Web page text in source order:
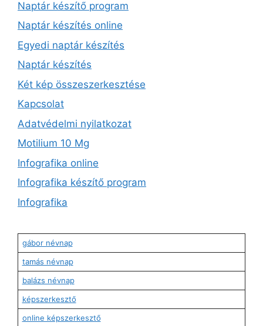
Naptár készítő program
Naptár készítés online
Egyedi naptár készítés
Naptár készítés
Két kép összeszerkesztése
Kapcsolat
Adatvédelmi nyilatkozat
Motilium 10 Mg
Infografika online
Infografika készítő program
Infografika
gábor névnap
tamás névnap
balázs névnap
képszerkesztő
online képszerkesztő